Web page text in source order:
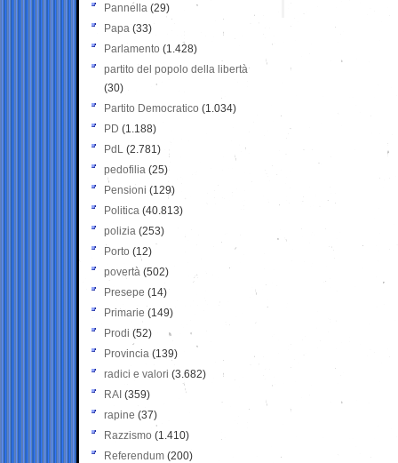
Pannella (29)
Papa (33)
Parlamento (1.428)
partito del popolo della libertà
(30)
Partito Democratico (1.034)
PD (1.188)
PdL (2.781)
pedofilia (25)
Pensioni (129)
Politica (40.813)
polizia (253)
Porto (12)
povertà (502)
Presepe (14)
Primarie (149)
Prodi (52)
Provincia (139)
radici e valori (3.682)
RAI (359)
rapine (37)
Razzismo (1.410)
Referendum (200)